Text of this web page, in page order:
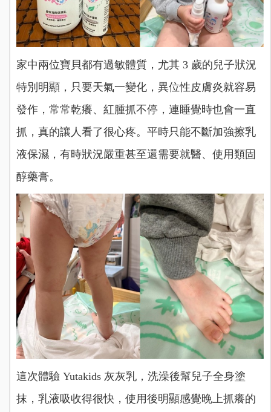
家中兩位寶貝都有過敏體質，尤其 3 歲的兒子狀況
特別明顯，只要天氣一變化，異位性皮膚炎就容易
發作，常常乾癢、紅腫抓不停，連睡覺時也會一直
抓，真的讓人看了很心疼。平時只能不斷加強擦乳
液保濕，有時狀況嚴重甚至還需要就醫、使用類固
醇藥膏。
這次體驗 Yutakids 灰灰乳，洗澡後幫兒子全身塗
抹，乳液吸收得很快，使用後明顯感覺晚上抓癢的